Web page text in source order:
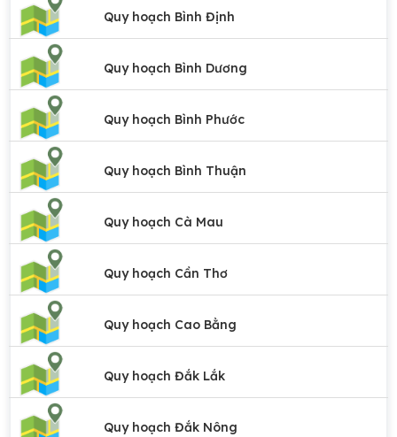
Quy hoạch Bình Định
Quy hoạch Bình Dương
Quy hoạch Bình Phước
Quy hoạch Bình Thuận
Quy hoạch Cà Mau
Quy hoạch Cần Thơ
Quy hoạch Cao Bằng
Quy hoạch Đắk Lắk
Quy hoạch Đắk Nông